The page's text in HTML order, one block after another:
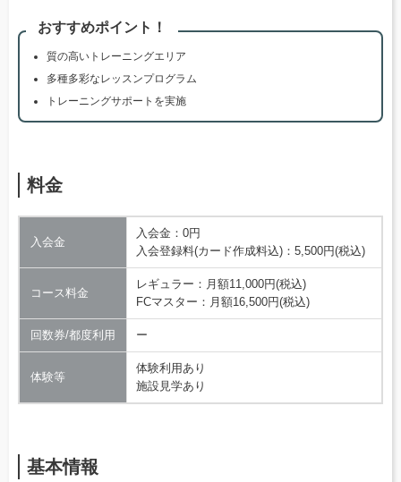
おすすめポイント！
質の高いトレーニングエリア
多種多彩なレッスンプログラム
トレーニングサポートを実施
料金
入会金
入会金：0円
入会登録料(カード作成料込)：5,500円(税込)
コース料金
レギュラー：月額11,000円(税込)
FCマスター：月額16,500円(税込)
回数券/都度利用 ー
体験等
体験利用あり
施設見学あり
基本情報